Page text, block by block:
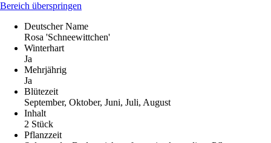
Bereich überspringen
Deutscher Name
Rosa 'Schneewittchen'
Winterhart
Ja
Mehrjährig
Ja
Blütezeit
September, Oktober, Juni, Juli, August
Inhalt
2 Stück
Pflanzzeit